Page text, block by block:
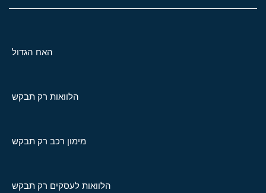
האח הגדול
הלוואות רק תבקש
מימון רכב רק תבקש
הלוואות לעסקים רק תבקש